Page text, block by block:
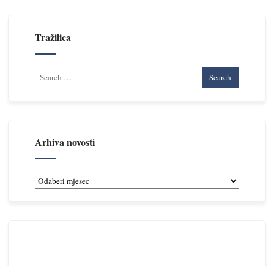
Tražilica
Arhiva novosti